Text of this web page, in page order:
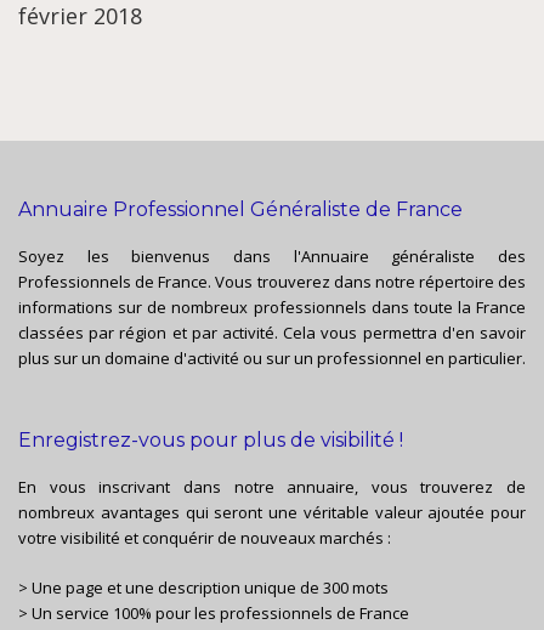
février 2018
Annuaire Professionnel Généraliste de France
Soyez les bienvenus dans l'Annuaire généraliste des
Professionnels de France. Vous trouverez dans notre répertoire des
informations sur de nombreux professionnels dans toute la France
classées par région et par activité. Cela vous permettra d'en savoir
plus sur un domaine d'activité ou sur un professionnel en particulier.
Enregistrez-vous pour plus de visibilité !
En vous inscrivant dans notre annuaire, vous trouverez de
nombreux avantages qui seront une véritable valeur ajoutée pour
votre visibilité et conquérir de nouveaux marchés :
> Une page et une description unique de 300 mots
> Un service 100% pour les professionnels de France